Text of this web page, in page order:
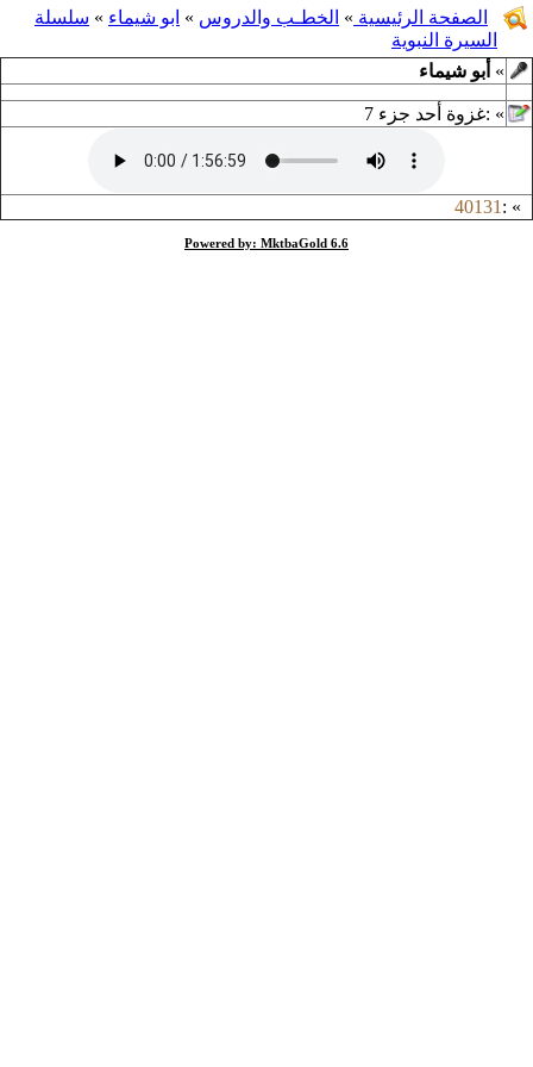
الصفحة الرئيسية » الخطـب والدروس » ابو شيماء » سلسلة
السيرة النبوية
» أبو شيماء
»
:غزوة أحد جزء 7
»
:
40131
Powered by: MktbaGold 6.6